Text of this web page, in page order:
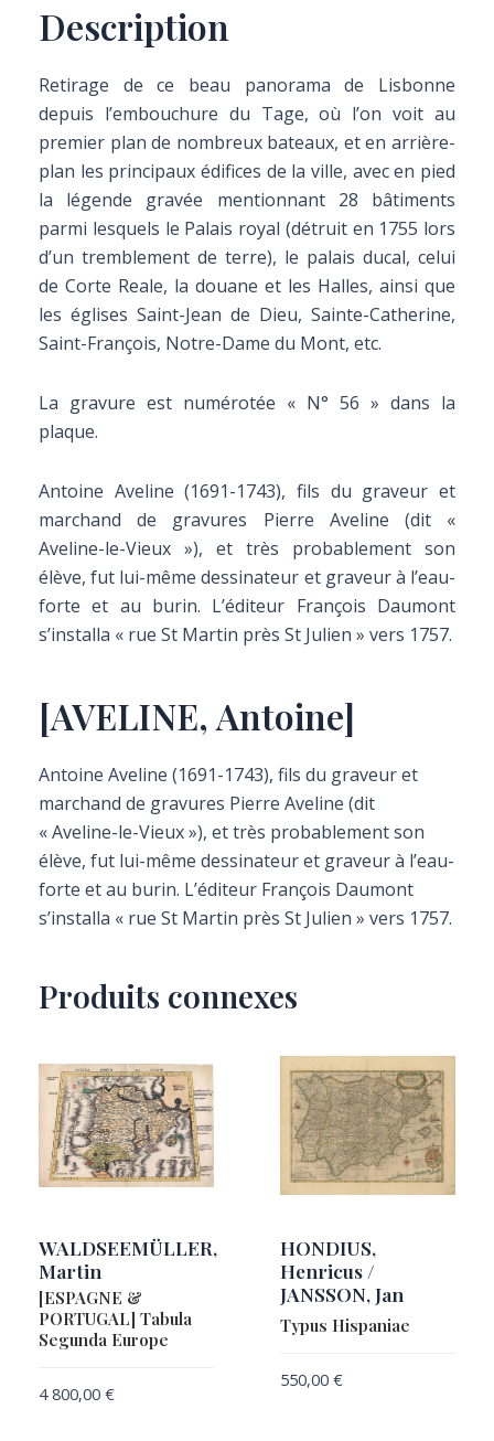
Description
Retirage de ce beau panorama de Lisbonne
depuis l’embouchure du Tage, où l’on voit au
premier plan de nombreux bateaux, et en arrière-
plan les principaux édifices de la ville, avec en pied
la légende gravée mentionnant 28 bâtiments
parmi lesquels le Palais royal (détruit en 1755 lors
d’un tremblement de terre), le palais ducal, celui
de Corte Reale, la douane et les Halles, ainsi que
les églises Saint-Jean de Dieu, Sainte-Catherine,
Saint-François, Notre-Dame du Mont, etc.
La gravure est numérotée « N° 56 » dans la
plaque.
Antoine Aveline (1691-1743), fils du graveur et
marchand de gravures Pierre Aveline (dit «
Aveline-le-Vieux »), et très probablement son
élève, fut lui-même dessinateur et graveur à l’eau-
forte et au burin. L’éditeur François Daumont
s’installa « rue St Martin près St Julien » vers 1757.
[AVELINE, Antoine]
Antoine Aveline (1691-1743), fils du graveur et
marchand de gravures Pierre Aveline (dit
« Aveline-le-Vieux »), et très probablement son
élève, fut lui-même dessinateur et graveur à l’eau-
forte et au burin. L’éditeur François Daumont
s’installa « rue St Martin près St Julien » vers 1757.
Produits connexes
WALDSEEMÜLLER,
Martin
[ESPAGNE &
PORTUGAL] Tabula
Segunda Europe
4 800,00 €
HONDIUS,
Henricus /
JANSSON, Jan
Typus Hispaniae
550,00 €